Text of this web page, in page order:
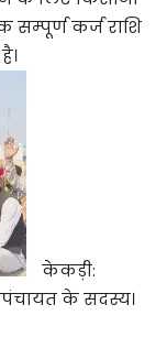
सम्पूर्ण कर्ज राशि
केकड़ी:
के सदस्य।